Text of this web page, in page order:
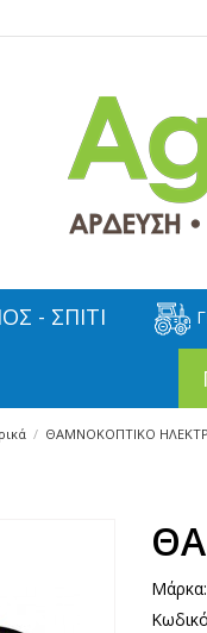
- ΣΠΙΤΙ
ΘΑΜΝΟΚΟΠΤΙΚΟ
Μάρκα: